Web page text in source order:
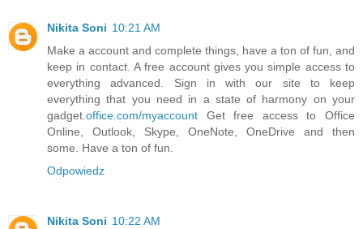
Nikita Soni 10:21 AM
Make a account and complete things, have a ton of fun, and
keep in contact. A free account gives you simple access to
everything advanced. Sign in with our site to keep
everything that you need in a state of harmony on your
gadget. office.com/myaccount Get free access to Office
Online, Outlook, Skype, OneNote, OneDrive and then
some. Have a ton of fun.
Odpowiedz
Nikita Soni 10:22 AM